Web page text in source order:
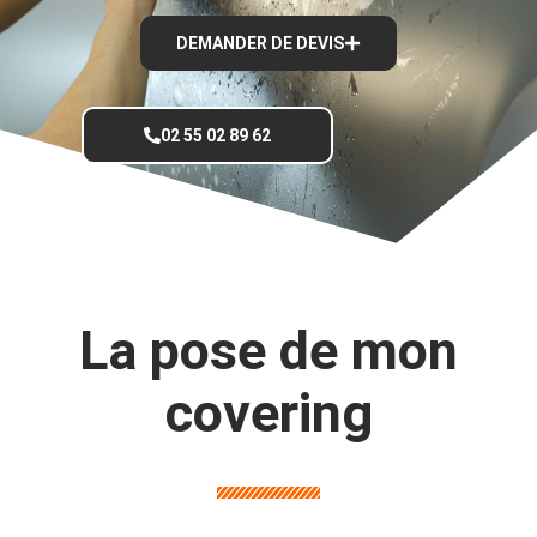
DEMANDER DE DEVIS
02 55 02 89 62
La pose de mon
covering